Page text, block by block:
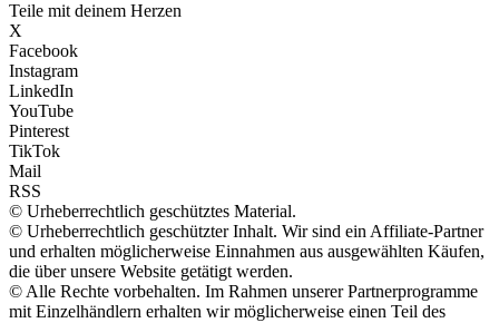
Teile mit deinem Herzen
X
Facebook
Instagram
LinkedIn
YouTube
Pinterest
TikTok
Mail
RSS
© Urheberrechtlich geschütztes Material.
© Urheberrechtlich geschützter Inhalt. Wir sind ein Affiliate-Partner
und erhalten möglicherweise Einnahmen aus ausgewählten Käufen,
die über unsere Website getätigt werden.
© Alle Rechte vorbehalten. Im Rahmen unserer Partnerprogramme
mit Einzelhändlern erhalten wir möglicherweise einen Teil des